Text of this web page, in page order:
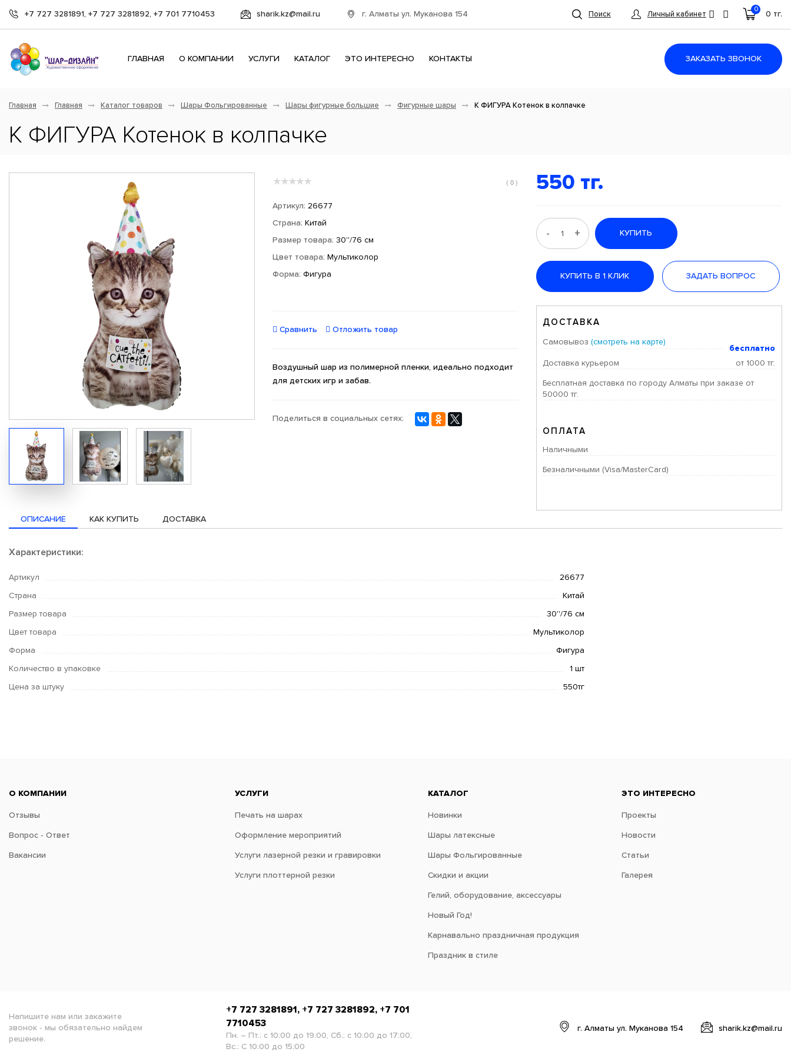
+7 727 3281891, +7 727 3281892, +7 701 7710453 sharik.kz@mail.ru г. Алматы ул. Муканова 154 Поиск Личный кабинет
0
0 тг.
ГЛАВНАЯ О КОМПАНИИ УСЛУГИ КАТАЛОГ ЭТО ИНТЕРЕСНО КОНТАКТЫ ЗАКАЗАТЬ ЗВОНОК
Главная Главная Каталог товаров Шары Фольгированные Шары фигурные большие Фигурные шары К ФИГУРА Котенок в колпачке
К ФИГУРА Котенок в колпачке
( 0 )
Артикул: 26677
Страна: Китай
Размер товара: 30''/76 см
Цвет товара: Мультиколор
Форма: Фигура
Сравнить Отложить товар
Воздушный шар из полимерной пленки, идеально подходит
для детских игр и забав.
Поделиться в социальных сетях:
550 тг.
- + КУПИТЬ
КУПИТЬ В 1 КЛИК ЗАДАТЬ ВОПРОС
ДОСТАВКА
Самовывоз (смотреть на карте)
бесплатно
Доставка курьером
от 1000 тг.
Бесплатная доставка по городу Алматы при заказе от
50000 тг.
ОПЛАТА
Наличными
Безналичными (Visa/MasterCard)
ОПИСАНИЕ КАК КУПИТЬ ДОСТАВКА
Характеристики:
Артикул 26677
Страна Китай
Размер товара 30''/76 см
Цвет товара Мультиколор
Форма Фигура
Количество в упаковке 1 шт
Цена за штуку 550тг
О КОМПАНИИ
Отзывы
Вопрос - Ответ
Вакансии
УСЛУГИ
Печать на шарах
Оформление мероприятий
Услуги лазерной резки и гравировки
Услуги плоттерной резки
КАТАЛОГ
Новинки
Шары латексные
Шары Фольгированные
Скидки и акции
Гелий, оборудование, аксессуары
Новый Год!
Карнавально праздничная продукция
Праздник в стиле
ЭТО ИНТЕРЕСНО
Проекты
Новости
Статьи
Галерея
Напишите нам или закажите
звонок - мы обязательно найдем
решение.
+7 727 3281891, +7 727 3281892, +7 701
7710453
Пн. – Пт.: с 10:00 до 19:00, Сб.: с 10:00 до 17:00,
Вс.: С 10:00 до 15:00
г. Алматы ул. Муканова 154 sharik.kz@mail.ru